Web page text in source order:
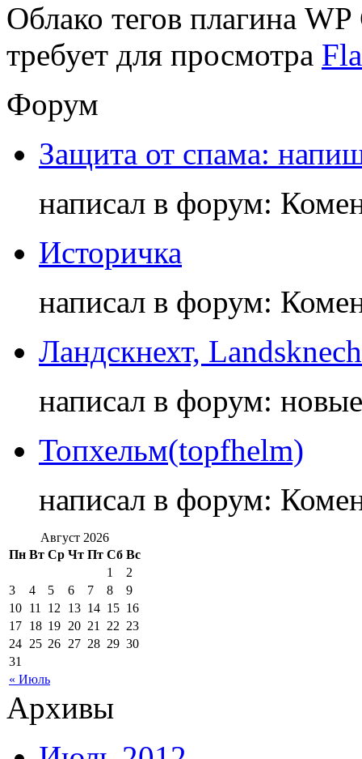
Облако тегов плагина
требует для просмотра
Форум
Защита от спама:
написал в форум:
Историчка
написал в форум:
Ландскнехт,
написал в форум:
Топхельм(topfhelm)
написал в форум:
Август 2026
Пн Вт Ср Чт Пт Сб Вс
« Июль
1
2
3
4 5 6 7 8
9
10 11 12 13 14 15 16
17 18 19 20 21 22 23
24 25 26 27 28 29 30
31
Архивы